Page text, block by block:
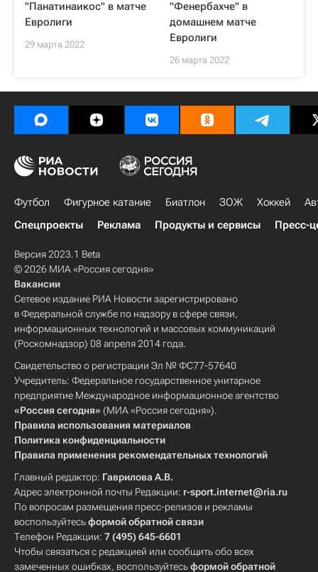
"Панатинаикос" в матче
Евролиги
29 марта 2022
"Фенербахче" в
домашнем матче
Евролиги
26 марта 2022
Футбол Фигурное катание Биатлон ЗОЖ Хоккей
Спецпроекты
Реклама Продукты и сервисы Пресс-
Версия 2023.1 Beta
© 2026 МИА «Россия сегодня»
Вакансии
Сетевое издание РИА Новости зарегистрировано
в Федеральной службе по надзору в сфере связи,
информационных технологий и массовых коммуникаций
(Роскомнадзор) 08 апреля 2014 года.
Свидетельство о регистрации Эл № ФС77-57640
Учредитель: Федеральное государственное унитарное
предприятие Международное информационное агентство
«Россия сегодня» (МИА «Россия сегодня»).
Правила использования материалов
Политика конфиденциальности
Правила применения рекомендательных технологий
Главный редактор: Гаврилова А.В.
Адрес электронной почты Редакции: r-sport.internet@ria.ru
По вопросам размещения пресс-релизов и рекламы
воспользуйтесьформой обратной связи
Телефон Редакции: 7 (495) 645-6601
Чтобы связаться с редакцией или сообщить обо всех
замеченных ошибках, воспользуйтесьформой обратной